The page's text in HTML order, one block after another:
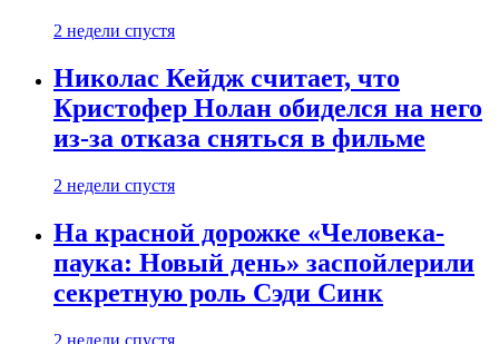
2 недели спустя
Николас Кейдж считает, что
Кристофер Нолан обиделся на него
из-за отказа сняться в фильме
2 недели спустя
На красной дорожке «Человека-
паука: Новый день» заспойлерили
секретную роль Сэди Синк
2 недели спустя